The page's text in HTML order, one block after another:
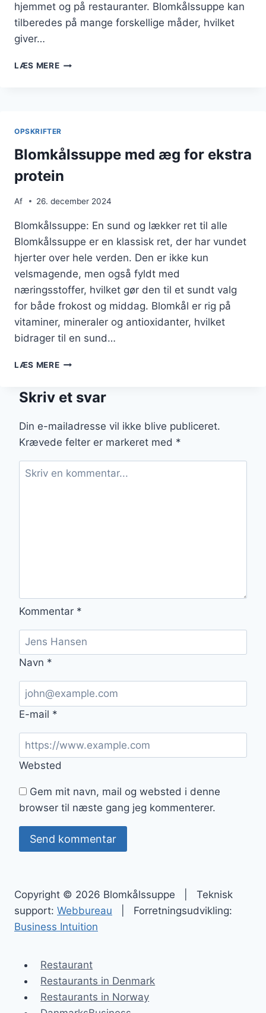
hjemmet og på restauranter. Blomkålssuppe kan
tilberedes på mange forskellige måder, hvilket
giver…
LÆS MEREBLOMKÅLSSUPPE
OPSKRIFTER
Blomkålssuppe med æg for ekstra
protein
Af 26. december 2024
Blomkålssuppe: En sund og lækker ret til alle
Blomkålssuppe er en klassisk ret, der har vundet
hjerter over hele verden. Den er ikke kun
velsmagende, men også fyldt med
næringsstoffer, hvilket gør den til et sundt valg
for både frokost og middag. Blomkål er rig på
vitaminer, mineraler og antioxidanter, hvilket
bidrager til en sund…
LÆS MEREBLOMKÅLSSUPPE
FOR
PROTEIN
Skriv et svar
Din e-mailadresse vil ikke blive publiceret.
Krævede felter er markeret med *
Kommentar *
Navn *
E-mail *
Websted
Gem mit navn, mail og websted i denne
browser til næste gang jeg kommenterer.
Copyright © 2026 Blomkålssuppe | Teknisk
support: Webbureau | Forretningsudvikling:
Business Intuition
Restaurant
Restaurants in Denmark
Restaurants in Norway